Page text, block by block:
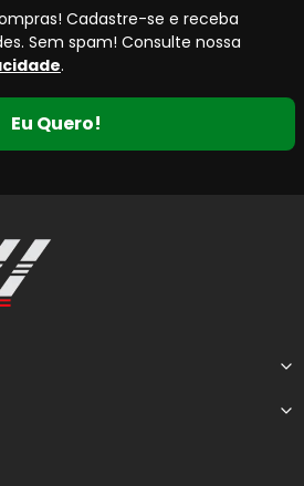
Cadastre-se e receba
Sem spam! Consulte nossa
.
Eu Quero!